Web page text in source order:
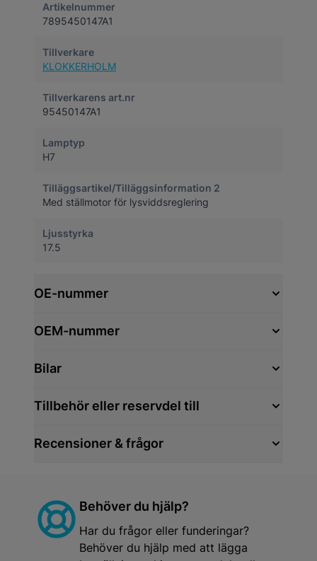
Artikelnummer
7895450147A1
Tillverkare
KLOKKERHOLM
Tillverkarens art.nr
95450147A1
Lamptyp
H7
Tilläggsartikel/Tilläggsinformation 2
Med ställmotor för lysviddsreglering
Ljusstyrka
17.5
OE-nummer
OEM-nummer
Bilar
Tillbehör eller reservdel till
Recensioner & frågor
Behöver du hjälp?
Har du frågor eller funderingar?
Behöver du hjälp med att lägga